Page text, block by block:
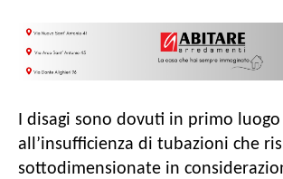
I disagi sono dovuti in primo luogo
all’insufficienza di tubazioni che
sottodimensionate in